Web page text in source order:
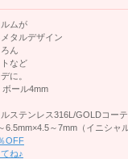
ムが
タルデザイン
ん
など
に。
ボール4mm
ルステンレス316L/GOLDコー
6.5mm×4.5～7mm（イニシャ
OFF
ね♪